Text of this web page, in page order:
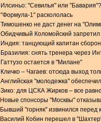
Илсиньо: "Севилья" или "Бавария"?
"Формула-1" раскололась
Тимошенко не даст денег на
Обидчивый Коломойский
Индия: танцующий капитан
Бразилия: снять тренера через
Гаттузо остается в "Милане"
Кличко – Чагаев: отсюда выход
Английская "молодежка"
Зико: для ЦСКА Жирков – все
Новые спонсоры "Москвы"
Бывший "горняк" извинился перед
Василий Кобин перешел в